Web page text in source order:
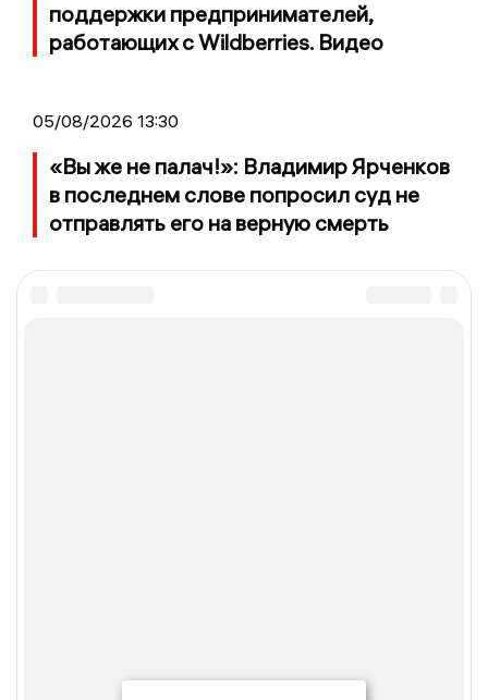
поддержки предпринимателей,
работающих с Wildberries. Видео
05/08/2026 13:30
«Вы же не палач!»: Владимир Ярченков
в последнем слове попросил суд не
отправлять его на верную смерть